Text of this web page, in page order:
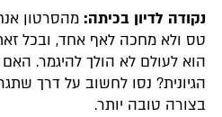
נקודה לדיון בכיתה: מהסרטון
טס ולא מחכה לאף אחד, ובכל
הוא לעולם לא הולך להיגמר.
הגיונית? נסו לחשוב על דרך
בצורה טובה יותר.